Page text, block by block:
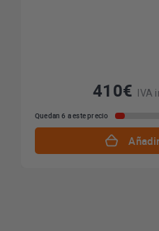
410€ IVA
Quedan 6 a este precio